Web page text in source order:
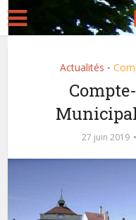
Actualités •
27 juin 2019